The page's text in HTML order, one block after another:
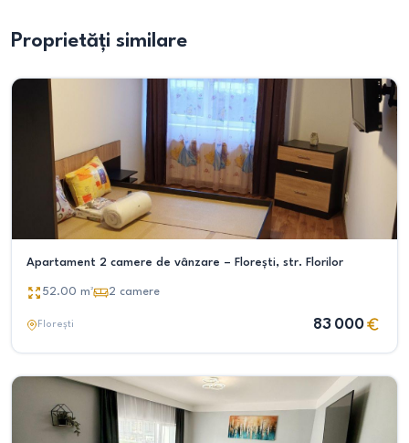
Proprietăți similare
Apartament 2 camere de vânzare – Florești, str. Florilor
52.00 m² 2 camere
Florești 83 000